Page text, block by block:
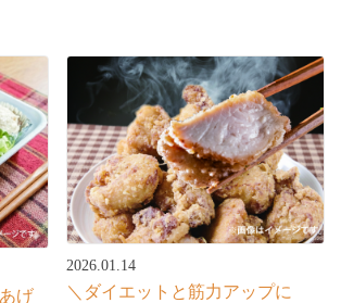
げ
2026.01.14
＼ダイエットと筋力アップに